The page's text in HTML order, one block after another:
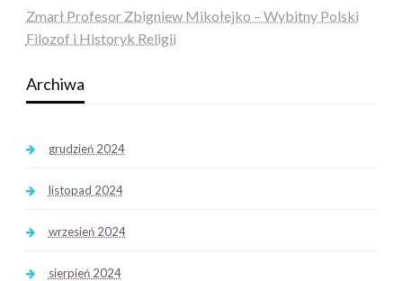
Zmarł Profesor Zbigniew Mikołejko – Wybitny Polski
Filozof i Historyk Religii
Archiwa
grudzień 2024
listopad 2024
wrzesień 2024
sierpień 2024